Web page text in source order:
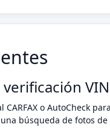
o AutoCheck
búsqueda de fotos